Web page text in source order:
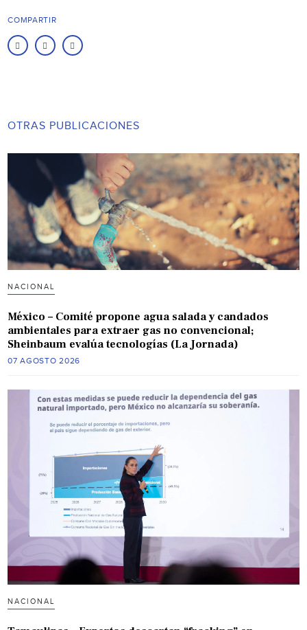
COMPARTIR
OTRAS PUBLICACIONES
NACIONAL
México – Comité propone agua salada y candados
ambientales para extraer gas no convencional;
Sheinbaum evalúa tecnologías (La Jornada)
07 AGOSTO 2026
NACIONAL